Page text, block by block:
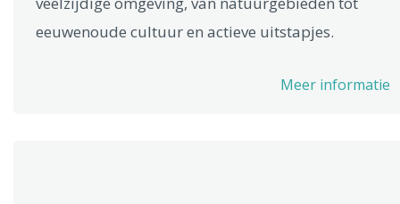
eeuwenoude cultuur en actieve uitstapjes.
Meer informatie